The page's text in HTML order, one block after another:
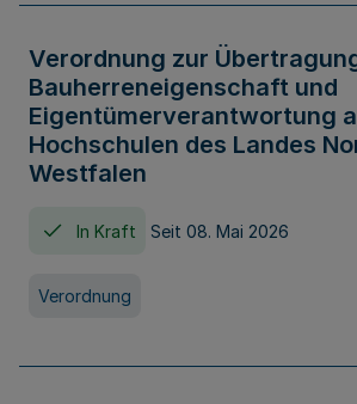
Verordnung zur
Bauherreneigenschaft und
Eigentümerverantwortung
Hochschulen des Landes
Westfalen
In Kraft Seit 08. Mai 2026
Verordnung